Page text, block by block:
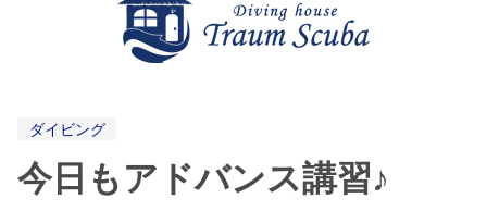
ダイビング
今日もアドバンス講習♪